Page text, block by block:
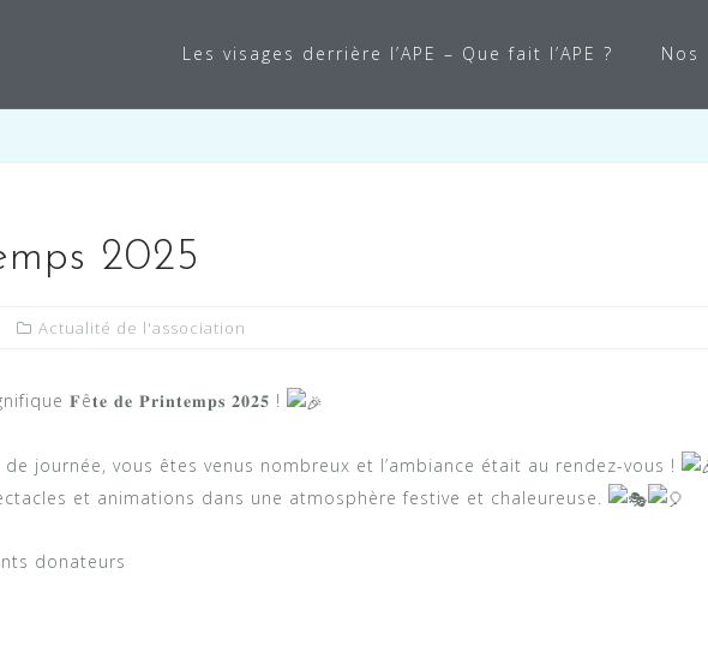
Les visages derrière l’APE – Que fait l’APE ? Nos
2025
Actualité de l'association
𝐅ê𝐭𝐞 𝐝𝐞 𝐏𝐫𝐢𝐧𝐭𝐞𝐦𝐩𝐬 𝟐𝟎𝟐𝟓 !
journée, vous êtes venus nombreux et l’ambiance était au rendez-vous !
et animations dans une atmosphère festive et chaleureuse.
donateurs